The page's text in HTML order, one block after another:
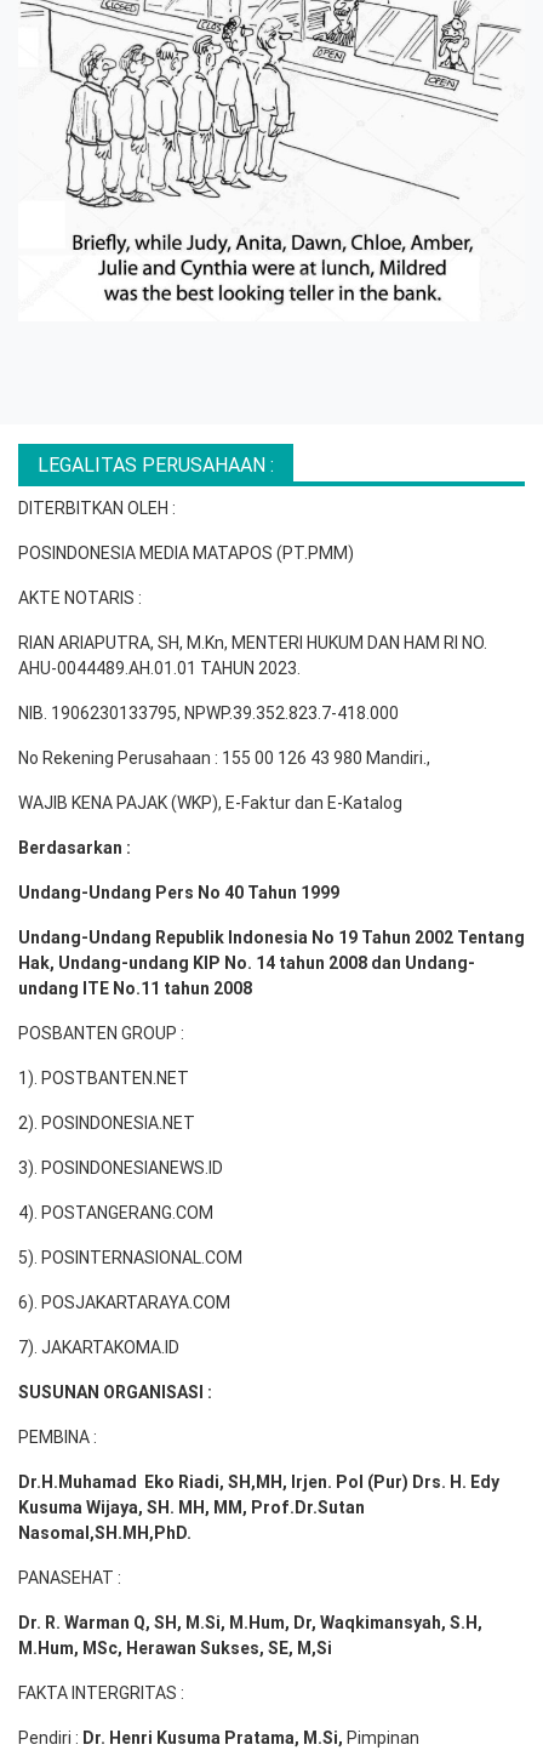
LEGALITAS PERUSAHAAN :
DITERBITKAN OLEH :
POSINDONESIA MEDIA MATAPOS (PT.PMM)
AKTE NOTARIS :
RIAN ARIAPUTRA, SH, M.Kn, MENTERI HUKUM DAN HAM RI NO.
AHU-0044489.AH.01.01 TAHUN 2023.
NIB. 1906230133795, NPWP.39.352.823.7-418.000
No Rekening Perusahaan : 155 00 126 43 980 Mandiri.,
WAJIB KENA PAJAK (WKP), E-Faktur dan E-Katalog
Berdasarkan :
Undang-Undang Pers No 40 Tahun 1999
Undang-Undang Republik Indonesia No 19 Tahun 2002 Tentang
Hak, Undang-undang KIP No. 14 tahun 2008 dan Undang-
undang ITE No.11 tahun 2008
POSBANTEN GROUP :
1). POSTBANTEN.NET
2). POSINDONESIA.NET
3). POSINDONESIANEWS.ID
4). POSTANGERANG.COM
5). POSINTERNASIONAL.COM
6). POSJAKARTARAYA.COM
7). JAKARTAKOMA.ID
SUSUNAN ORGANISASI :
PEMBINA :
Dr.H.Muhamad Eko Riadi, SH,MH , Irjen. Pol (Pur) Drs. H. Edy
Kusuma Wijaya, SH. MH, MM, Prof. Dr.Sutan
Nasomal,SH.MH,PhD.
PANASEHAT :
Dr. R. Warman Q, SH, M.Si, M.Hum, Dr, Waqkimansyah, S.H,
M.Hum, MSc, Herawan Sukses, SE, M,Si
FAKTA INTERGRITAS :
Pendiri : Dr. Henri Kusuma Pratama, M.Si, Pimpinan